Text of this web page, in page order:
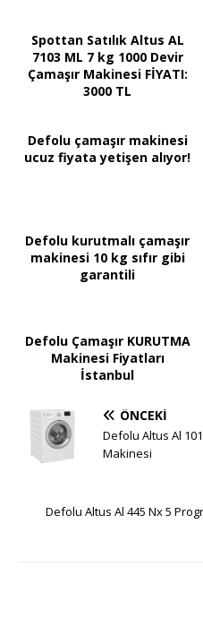
Spottan Satılık Altus AL
7103 ML 7 kg 1000 Devir
Çamaşır Makinesi FİYATI:
3000 TL
Defolu çamaşır makinesi
ucuz fiyata yetişen alıyor!
Defolu kurutmalı çamaşır
makinesi 10 kg sıfır gibi
garantili
Defolu Çamaşır KURUTMA
Makinesi Fiyatları
İstanbul
ÖNCEKI
Defolu Altus Al
Makinesi
Defolu Altus Al 445 Nx 5